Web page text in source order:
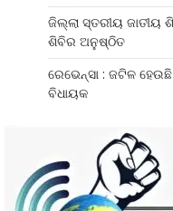
ଜିଲ୍ଲା ସ୍ତରୀୟ ଜାତୀୟ
ଶିବିର ଅନୁଷ୍ଠିତ
ରେଭେନ୍ସା : ଜଟିଳ
ବିଧାୟକ